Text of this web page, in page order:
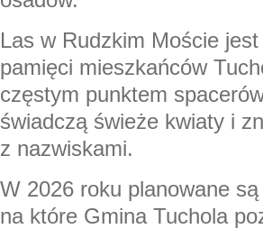
Las w Rudzkim Moście
pamięci mieszkańców
częstym punktem
świadczą świeże kwiaty i
z nazwiskami.
W 2026 roku planowane
na które Gmina Tuchola